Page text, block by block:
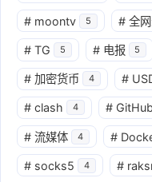
# moontv 5 # 全
# TG 5 # 电报 5
# 加密货币 4 #
# clash 4 #
# 流媒体 4 #
# socks5 4 #